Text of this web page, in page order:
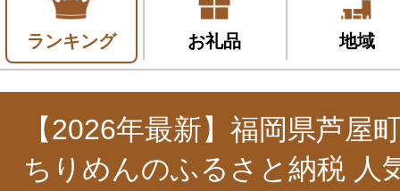
ランキング お礼品 地域
【2026年最新】福岡県芦屋
ちりめんのふるさと納税 人